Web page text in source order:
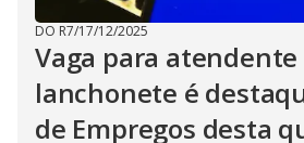
DO R7/17/12/2025
Vaga para atendente
lanchonete é
de Empregos desta